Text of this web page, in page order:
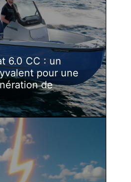
6.0 CC : un
pour une
de